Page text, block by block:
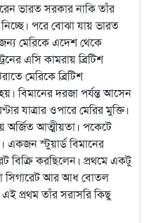
ভারত সরকার নাকি তাঁর
পরে বোঝা যায় ভারত
জন্য মেরিকে এদেশ থেকে
এসি কামরায় ব্রিটিশ
মেরিকে ব্রিটিশ
বিমানের দরজা পর্যন্ত আসেন
যাত্রার ওপারে মেরির মুক্তি।
অর্জিত আত্মীয়তা। পকেটে
একজন স্টুয়ার্ড বিমানের
বিক্রি করছিলেন। প্রথমে একটু
সিগারেট আর আধ বোতল
প্রথম তাঁর সরাসরি কিছু